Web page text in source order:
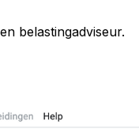
belastingadviseur.